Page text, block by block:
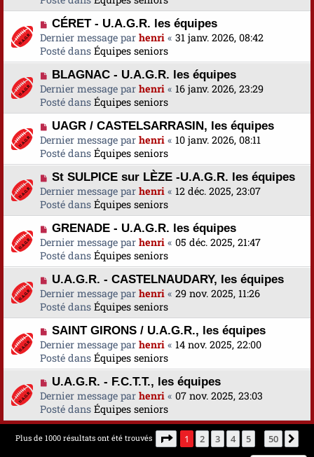
a
g
e
m
e
s
s
a
g
e
v
e
a
u
m
e
s
s
a
g
e
N
o
u
v
e
a
u
m
e
s
s
a
g
e
CÉRET - U.A.G.R. les équipes
Dernier message par henri « 31 janv. 2026, 08:42
Posté dans Équipes seniors
N
o
u
v
e
a
u
m
e
s
s
a
g
e
BLAGNAC - U.A.G.R. les équipes
Dernier message par henri « 16 janv. 2026, 23:29
Posté dans Équipes seniors
N
o
u
v
e
a
u
m
e
s
s
a
g
e
UAGR / CASTELSARRASIN, les équipes
Dernier message par henri « 10 janv. 2026, 08:11
Posté dans Équipes seniors
N
o
u
v
e
a
u
m
e
s
s
a
g
e
St SULPICE sur LÈZE -U.A.G.R. les équipes
Dernier message par henri « 12 déc. 2025, 23:07
Posté dans Équipes seniors
N
o
u
v
e
a
u
m
e
s
s
a
g
e
GRENADE - U.A.G.R. les équipes
Dernier message par henri « 05 déc. 2025, 21:47
Posté dans Équipes seniors
N
o
u
v
e
a
u
m
e
s
s
a
g
U.A.G.R. - CASTELNAUDARY, les équipes
Dernier message par henri « 29 nov. 2025, 11:26
Posté dans Équipes seniors
N
o
u
v
e
a
u
m
e
SAINT GIRONS / U.A.G.R., les équipes
Dernier message par henri « 14 nov. 2025, 22:00
Posté dans Équipes seniors
N
o
u
v
e
U.A.G.R. - F.C.T.T., les équipes
Dernier message par henri « 07 nov. 2025, 23:03
Posté dans Équipes seniors
Plus de 1000 résultats ont été trouvés Page 1sur50
1 2 3 4 5 50